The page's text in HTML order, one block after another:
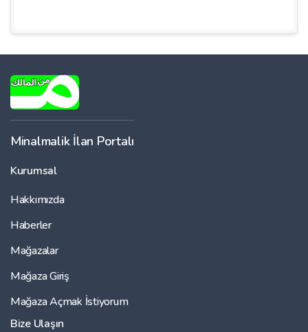
Minalmalik İlan Portalı
Kurumsal
Hakkımızda
Haberler
Mağazalar
Mağaza Giriş
Mağaza Açmak İstiyorum
Bize Ulaşın